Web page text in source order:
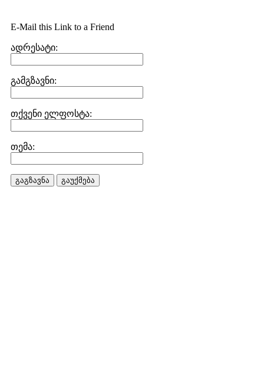
E-Mail this Link to a Friend
ადრესატი:
გამგზავნი:
თქვენი ელფოსტა:
თემა:
გაგზავნა გაუქმება